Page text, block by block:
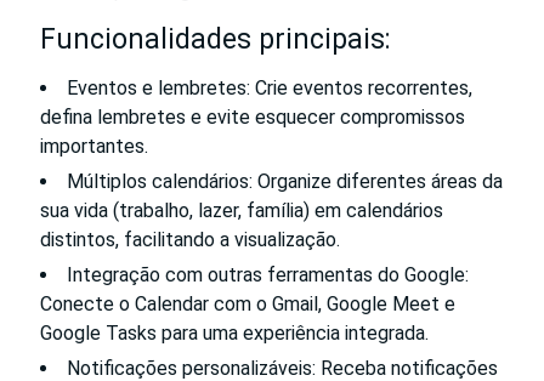
Funcionalidades principais:
Eventos e lembretes: Crie eventos recorrentes,
defina lembretes e evite esquecer compromissos
importantes.
Múltiplos calendários: Organize diferentes áreas da
sua vida (trabalho, lazer, família) em calendários
distintos, facilitando a visualização.
Integração com outras ferramentas do Google:
Conecte o Calendar com o Gmail, Google Meet e
Google Tasks para uma experiência integrada.
Notificações personalizáveis: Receba notificações